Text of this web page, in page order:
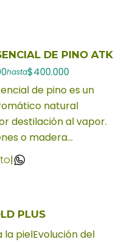
DE PINO ATK
hasta$400.000
de pino es un
natural
destilación al vapor.
o madera...
|
PLUS
pielEvolución del